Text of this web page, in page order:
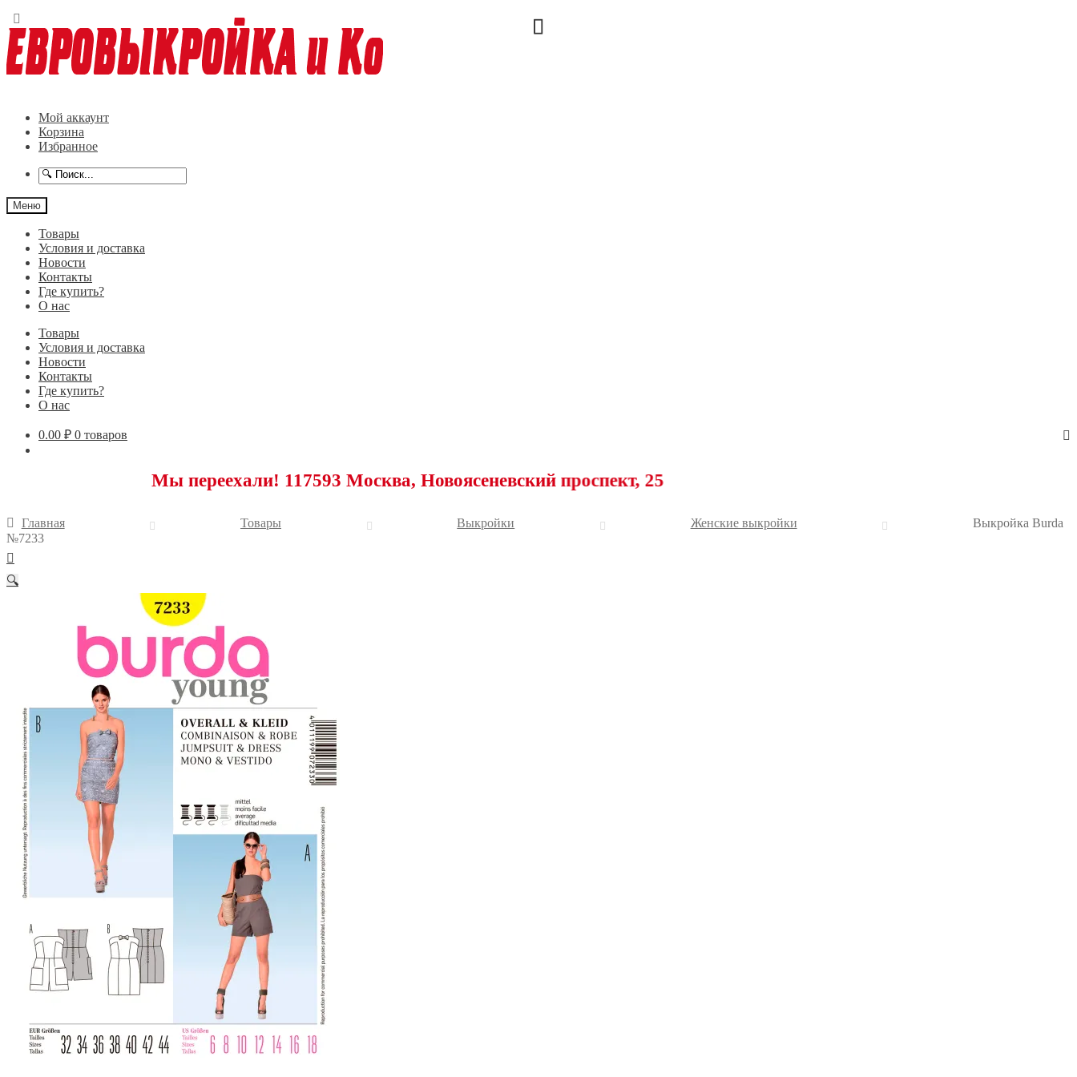
Перейти
к
навигации
Перейти
к
содержимому
Мой аккаунт
Корзина
Избранное
Меню
Товары
Условия и доставка
Новости
Контакты
Где купить?
О нас
Товары
Условия и доставка
Новости
Контакты
Где купить?
О нас
0.00 ₽ 0 товаров
Мы переехали! 117593 Москва, Новоясеневский проспект, 25
Главная Товары Выкройки Женские выкройки
Выкройка Burda
№7233
🔍